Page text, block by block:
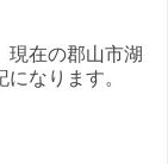
現在の郡山市湖
になります。